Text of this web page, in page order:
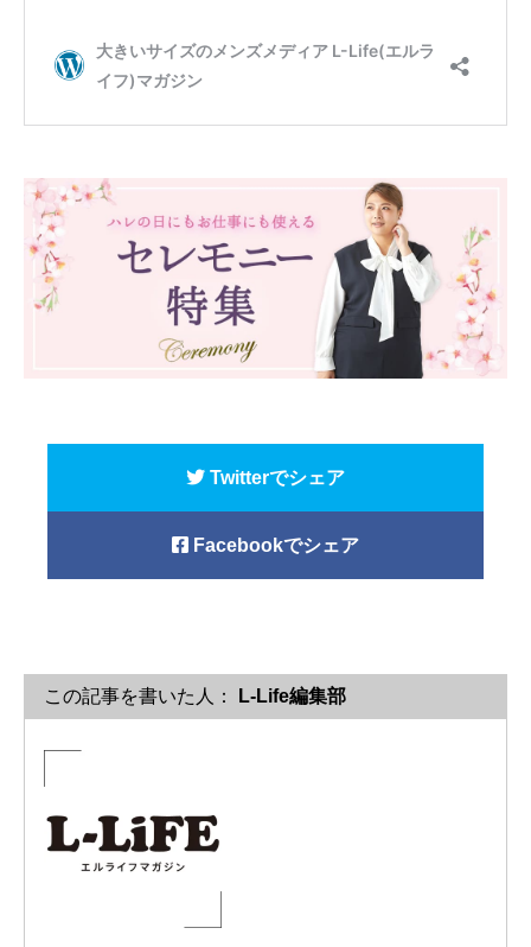
Twitterでシェア
Facebookでシェア
この記事を書いた人： L-Life編集部